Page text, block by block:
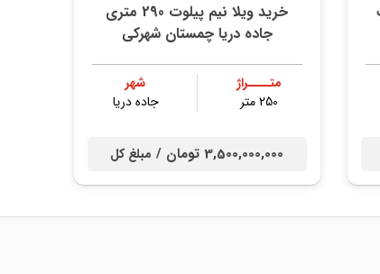
خرید ویلا نیم پیلوت 290 متری
جاده دریا چمستان شهرکی
متــــراژ
250 متر
شهر
جاده دریا
3,500,000,000 تومان / مبلغ کل